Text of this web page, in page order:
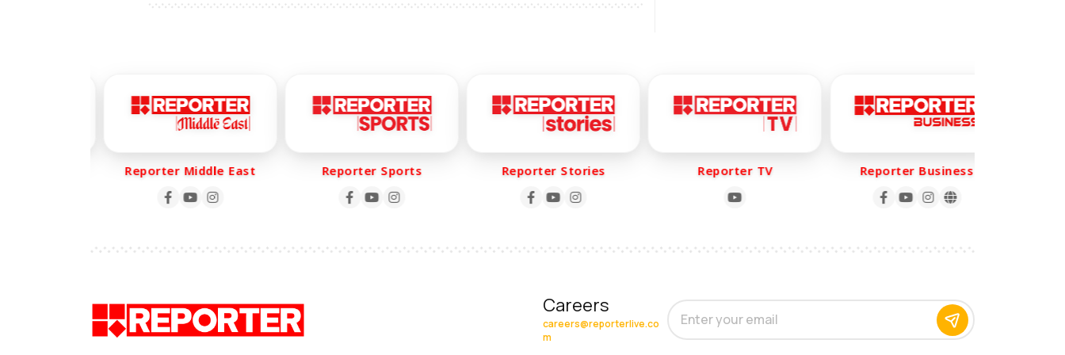
Reporter Middle East Reporter Sports Reporter Stories Reporter TV Reporter Business
Careers
careers@reporterlive.co
m